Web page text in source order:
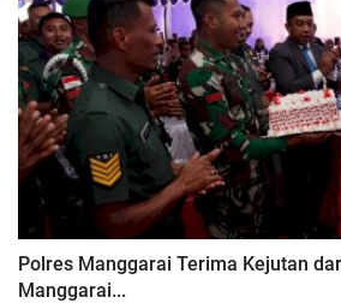
Polres Manggarai Terima Kejutan
Manggarai...